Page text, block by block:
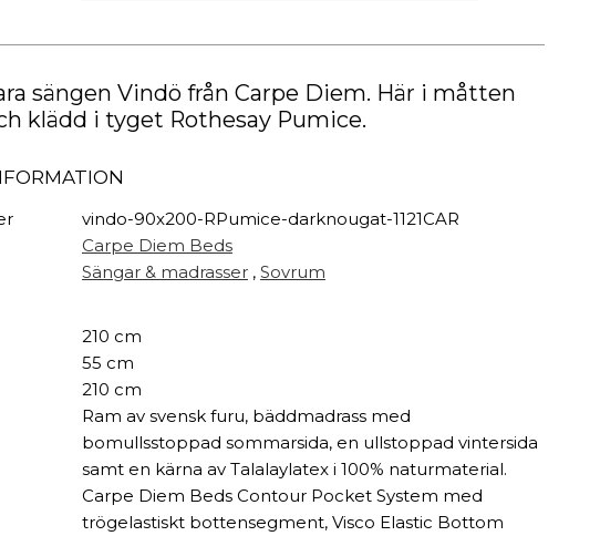
Sko- & hatthyllor
Miljögården Design
Möbelvård
sängen Vindö från Carpe Diem. Här i måtten
klädd i tyget Rothesay Pumice.
vindo-90x200-RPumice-darknougat-1121CAR
Carpe Diem Beds
Sängar & madrasser ,Sovrum
210 cm
55 cm
210 cm
Ram av svensk furu, bäddmadrass med
bomullsstoppad sommarsida, en ullstoppad vintersida
samt en kärna av Talalaylatex i 100% naturmaterial.
Carpe Diem Beds Contour Pocket System med
trögelastiskt bottensegment, Visco Elastic Bottom